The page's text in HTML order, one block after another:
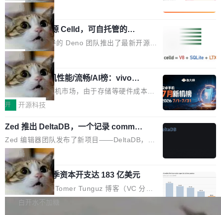
章从一个简单的例子切入。一个网站的深色主题
设置，如果用布尔值 + 可空字段来表示——bool
ean 表示是否可切换，nullable 的默认模式、浅
色方案、深色方案——会产生大量无意义的组
合。方案缺了、配置冲突了、全 null 了。要知道
哪些组合有效，作者说，你得靠"文档、校验、或
者部落知识"。 换个写法。Rust 的 enum，两个
变体：Switchable...
S。如果你只看官方博客，你会觉得这是又一
个"AI 知识库 + 聊天机器人"——每个大厂都在
做，没什么新鲜的。 但 Kenton Varda 在 Twitte
r 上把事情说清楚了： 今天我们发布了 Cloudfla
re OS，一个带连接器的聊天机器人，跟其他所
有科技公司做的一样。只不过，实际上它不一
样。这是 Sandstorm.io 的重制版，我十年前的
那个创业公司。不同的是，这次它构建在 Cloudf
lare Workers 上——我花了九年时间搭建的平台
——并且深度集成了 AI。这基本上是我十年秘密
计划的顶峰。 十年前，Ken...
局
Deno 团队开源 Celld，可自托管的分
布式 Durable Objects
Ryan Dahl 领导的 Deno 团队推出了最新开源项
目 Celld，一个能在自己机器上运行 Cloudflare
Workers 和 Durable Objects 的守护进程。 设
计思路很直接：每个对象是一个独立的 SQLite
数据库，按名称寻址，复制到你自己的 S3 兼容
存储库里。节点之间只通过这个存储库协调——
个小型数据库，应用天然按分片构建，单个数据
库的竞争和爆炸半径问题在设计层面就被消除
了。 闲置的 cell 会休眠到几乎不占资源。当 cel
l 迁移或唤醒时，新宿主从 S3 恢复 SQLite 数据
库继续执行。存储库是持久化的唯一真相...
局
鲁大师7月新机性能/流畅/AI榜：vivo夺
性能、流畅双第一，三星Galaxy Z系列
新折叠缺席
2026年7月的手机市场，由于存储等硬件成本暴
增，手机厂商的日子也不好过啊，新机速度明显
高价的三星折叠（三星Galaxy Z Fold8 Ultra / Z
Fold8 / Z Flip8）外，其余要么是中低端机器，
例如iQOO Z11i、REDMI Note 17、REDMI No
te 17 Pro、OPPO K15，要么是vivo X300 E这
样的次旗舰。 Galaxy Z Fold8 Ultra / Z Fold8 /
Z Flip8三款折叠屏新机均在7月22日发布，且全
部搭载骁龙8 Elite Gen5 for Galaxy，它们本该
开 开源科技
Zed 推出 DeltaDB，一个记录 commit
之间所有操作的版本控制系统
Zed 编辑器团队发布了新项目——DeltaDB，一
个在 git commit 之间记录每一次编辑操作的版
本控制系统。目前处于 Early Access 阶段。 De
ltaDB 的核心思路直接写在 landing page 最显
眼的位置：「Software is made between com
mits」——软件是在 commit 之间写出来的。git
局
SpaceXAI 单季资本开支达 183 亿美元
根据风险投资人Tomer Tunguz 博客（VC 分
析）披露的最新分析与第二季度业绩报告，Spac
白开水不加糖